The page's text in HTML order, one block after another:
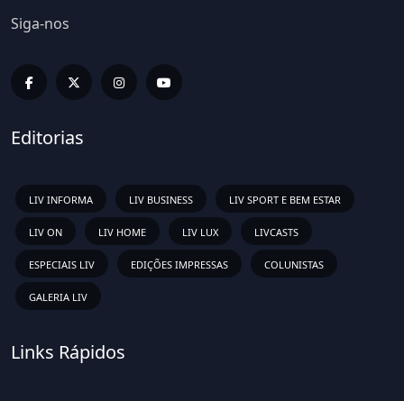
Siga-nos
Editorias
LIV INFORMA LIV BUSINESS LIV SPORT E BEM ESTAR
LIV ON LIV HOME LIV LUX LIVCASTS
ESPECIAIS LIV EDIÇÕES IMPRESSAS COLUNISTAS
GALERIA LIV
Links Rápidos